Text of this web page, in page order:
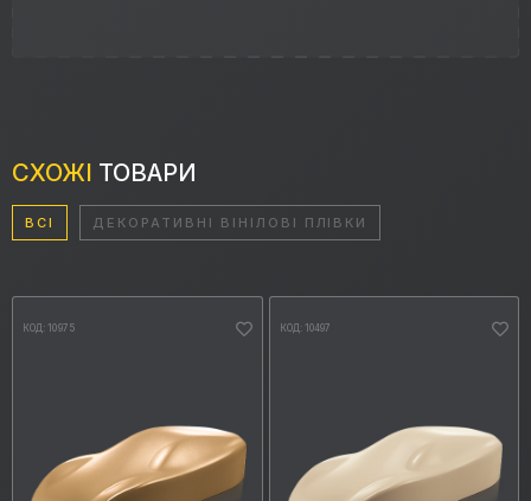
СХОЖІ ТОВАРИ
ВСІ ДЕКОРАТИВНІ ВІНІЛОВІ ПЛІВКИ
КОД: 10975 КОД: 10497